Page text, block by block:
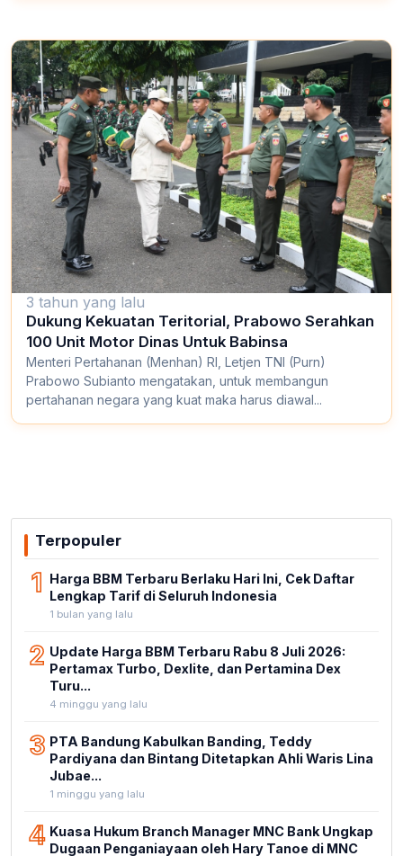
3 tahun yang lalu
Dukung Kekuatan Teritorial, Prabowo Serahkan
100 Unit Motor Dinas Untuk Babinsa
Menteri Pertahanan (Menhan) RI, Letjen TNI (Purn)
Prabowo Subianto mengatakan, untuk membangun
pertahanan negara yang kuat maka harus diawal...
Terpopuler
1 Harga BBM Terbaru Berlaku Hari Ini, Cek Daftar
Lengkap Tarif di Seluruh Indonesia
1 bulan yang lalu
2 Update Harga BBM Terbaru Rabu 8 Juli 2026:
Pertamax Turbo, Dexlite, dan Pertamina Dex
Turu...
4 minggu yang lalu
3 PTA Bandung Kabulkan Banding, Teddy
Pardiyana dan Bintang Ditetapkan Ahli Waris Lina
Jubae...
1 minggu yang lalu
4 Kuasa Hukum Branch Manager MNC Bank Ungkap
Dugaan Penganiayaan oleh Hary Tanoe di MNC